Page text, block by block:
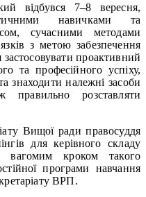
відбувся 7–8 вересня,
навичками та
сучасними методами
з метою забезпечення
застосовувати проактивний
та професійного успіху,
знаходити належні засоби
розставляти
Вищої ради правосуддя
для керівного складу
кроком такого
програми навчання
ВРП.